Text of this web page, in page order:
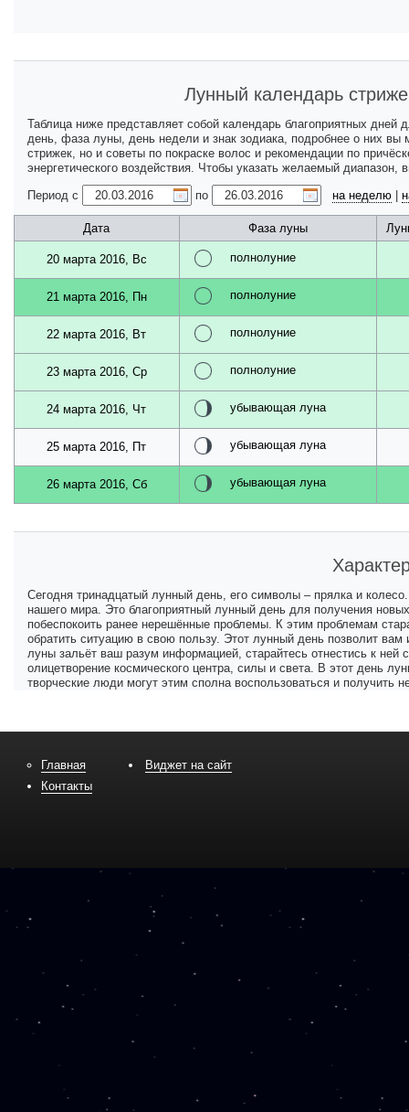
Лунный календарь
Таблица ниже представляет собой календарь благоприятных
день, фаза луны, день недели и знак зодиака, подробнее о них вы
стрижек, но и советы по покраске волос и рекомендации по
энергетического воздействия. Чтобы указать желаемый
Период с
по на неделю
Дата Фаза луны
20 марта 2016, Вс полнолуние
21 марта 2016, Пн полнолуние
22 марта 2016, Вт полнолуние
23 марта 2016, Ср полнолуние
24 марта 2016, Чт убывающая луна
25 марта 2016, Пт убывающая луна
26 марта 2016, Сб убывающая луна
Сегодня тринадцатый лунный день, его символы – прялка и
нашего мира. Это благоприятный лунный день для получения
побеспокоить ранее нерешённые проблемы. К этим проблемам
обратить ситуацию в свою пользу. Этот лунный день позволит
луны зальёт ваш разум информацией, старайтесь отнестись к
олицетворение космического центра, силы и света. В этот день
творческие люди могут этим сполна воспользоваться и получить
Главная
Контакты
Виджет на сайт